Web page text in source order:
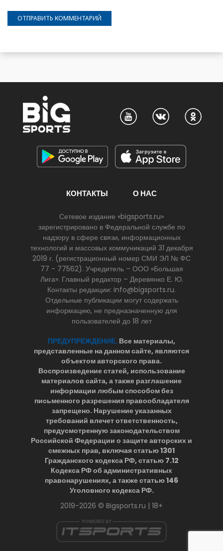
КОНТАКТЫ О НАС
Сетевое издание «bigsports.ru»
зарегистрировано в Федеральной службе по
надзору в сфере связи, информационных
технологий и массовых коммуникаций 31 декабря
2019 г. (регистрационный номер СМИ ЭЛ № ФС
77 - 77562). Учредитель – ООО «Большая
Лига». Главный редактор – Деревянко Е. Ю.
Контакты редакции: info@bigsports.ru.
Отдельные публикации могут содержать
информацию, не предназначенную для
пользователей до 18 лет
ПРЕДУПРЕЖДЕНИЕ. Все материалы,
представленные на данном сайте, являются
объектом авторского права.
Воспроизведение статей, использование
материалов сайта, а также разглашение
информации любым способом без
письменного разрешения правообладателя
запрещено. Нарушение указанных
требований влечет ответственность,
предусмотренную законодательством
Российской Федерации о защите авторских и
смежных прав, включая статью 1301
Гражданского кодекса РФ, статью 7.12
Кодекса РФ об административных
правонарушениях, а также статью 146
Уголовного кодекса РФ.
2019-2026 © Bigsports.ru | 18+